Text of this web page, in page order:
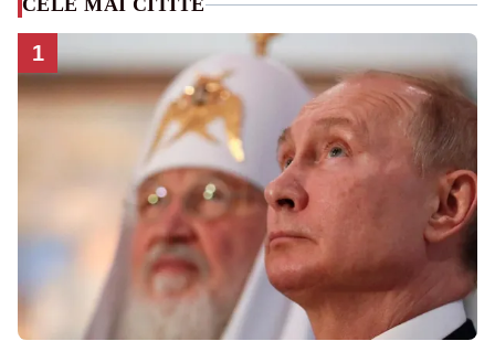
CELE MAI CITITE
1